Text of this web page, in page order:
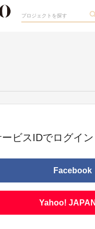
ビスIDでログイン
Facebook
Yahoo!